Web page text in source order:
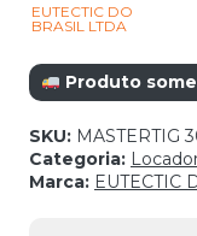
EUTECTIC DO
BRASIL LTDA
Produto
SKU: MASTERTIG
Categoria:
Marca: EUTECTIC